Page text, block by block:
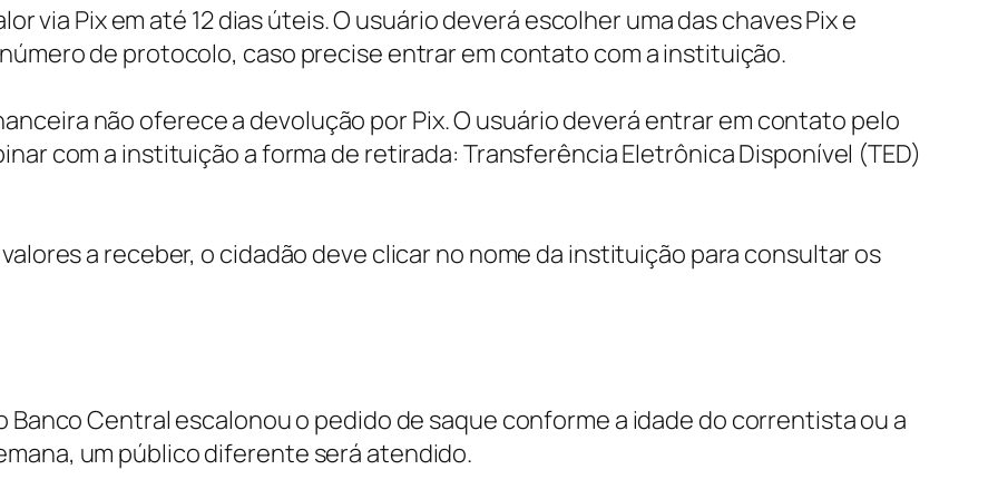
via Pix em até 12 dias úteis. O usuário deverá escolher uma das chaves Pix e
de protocolo, caso precise entrar em contato com a instituição.
não oferece a devolução por Pix. O usuário deverá entrar em contato pelo
com a instituição a forma de retirada: Transferência Eletrônica Disponível (TED)
a receber, o cidadão deve clicar no nome da instituição para consultar os
Banco Central escalonou o pedido de saque conforme a idade do correntista ou a
um público diferente será atendido.